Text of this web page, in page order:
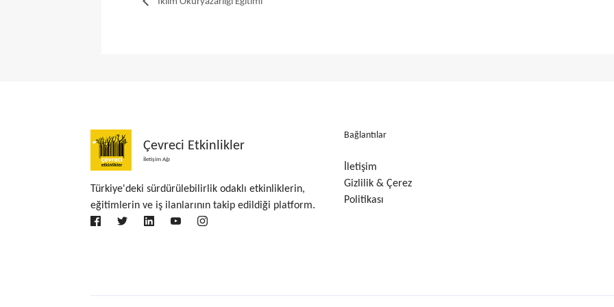
Çevreci Etkinlikler
İletişim Ağı
Türkiye'deki sürdürülebilirlik odaklı etkinliklerin,
eğitimlerin ve iş ilanlarının takip edildiği platform.
Bağlantılar
İletişim
Gizlilik & Çerez
Politikası